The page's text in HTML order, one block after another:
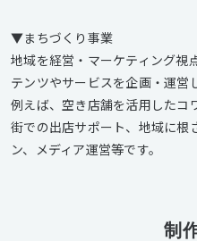
▼まちづくり事業
地域を経営・マーケティング視
テンツやサービスを企画・運営
例えば、空き店舗を活用したコ
街での出店サポート、地域に根
ン、メディア運営等です。
制